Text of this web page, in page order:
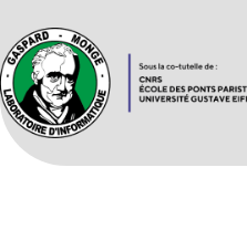
Laboratoire
d'Informatique